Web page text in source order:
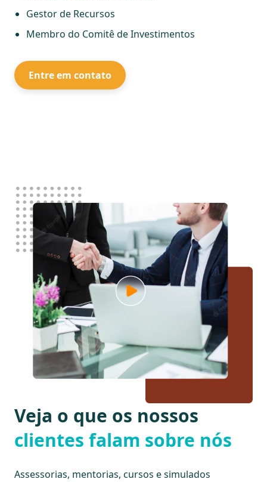
Gestor de Recursos
Membro do Comitê de Investimentos
Entre em contato
Veja o que os nossos
clientes falam sobre nós
Assessorias, mentorias, cursos e simulados